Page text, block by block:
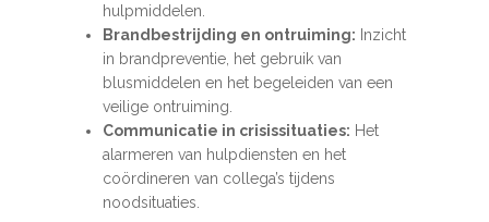
hulpmiddelen.
Brandbestrijding en ontruiming: Inzicht
in brandpreventie, het gebruik van
blusmiddelen en het begeleiden van een
veilige ontruiming.
Communicatie in crisissituaties: Het
alarmeren van hulpdiensten en het
coördineren van collega’s tijdens
noodsituaties.